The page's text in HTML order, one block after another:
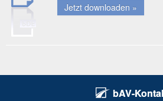
Jetzt down­loa­den »
bAV-